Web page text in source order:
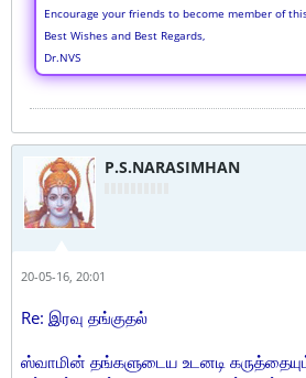
Encourage your friends to become member of
Best Wishes and Best Regards,
Dr.NVS
P.S.NARASIMHAN
20-05-16, 20:01
Re: இரவு தங்குதல்
ஸ்வாமின் தங்களுடைய உடனடி